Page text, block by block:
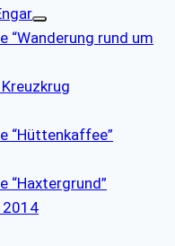
“Wanderung rund um
“Hüttenkaffee”
“Haxtergrund”
2014